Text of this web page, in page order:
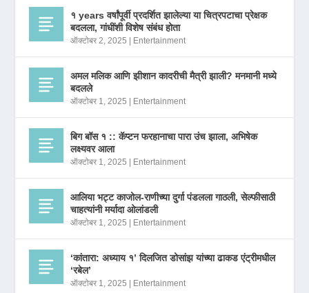
१ years वर्षांपूर्वी प्रदर्शित झालेल्या या चित्रपटाचा प्रेक्षक
बदलला, गांधींशी विशेष संबंध होता
ऑक्टोबर 2, 2025 Entertainment
अमल मलिक आणि झीशान कादरीची मैत्री झाली? मनमानी मध्ये
बदलले
ऑक्टोबर 1, 2025 Entertainment
बिग बॉस १ :: कॅप्टन फरहानाचा पारा उंच झाला, अभिषेक
लक्ष्यवर आला
ऑक्टोबर 1, 2025 Entertainment
आलिया भट्ट काजोल-राणीच्या दुर्गा पंडलला गाठली, सेल्फीसाठी
चाहत्यांनी मर्यादा ओलांडली
ऑक्टोबर 1, 2025 Entertainment
‘कांतारा: अध्याय १’ दिलजित डोसांझ यांच्या ढाकड एंट्रीमधील
‘रबेल’
ऑक्टोबर 1, 2025 Entertainment